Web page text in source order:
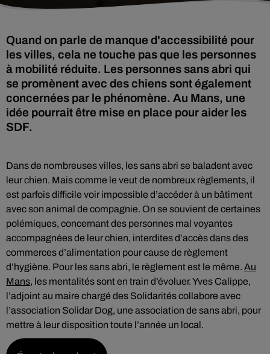
Quand on parle de manque d'accessibilité pour
les villes, cela ne touche pas que les personnes
à mobilité réduite. Les personnes sans abri qui
se promènent avec des chiens sont également
concernées par le phénomène. Au Mans, une
idée pourrait être mise en place pour aider les
SDF.
Dans de nombreuses villes, les sans abri se baladent avec
leur chien. Mais comme le veut de nombreux règlements, il
est parfois difficile voir impossible d’accéder à un bâtiment
avec son animal de compagnie. On se souvient de certaines
polémiques, concernant des personnes mal voyantes
accompagnées de leur chien, interdites d’accès dans des
commerces d’alimentation pour cause de règlement
d’hygiène. Pour les sans abri, le règlement est le même. Au
Mans, les mentalités sont en train d’évoluer. Yves Calippe,
l’adjoint au maire chargé des Solidarités collabore avec
l’association Solidar Dog, une association de sans abri, pour
mettre à leur disposition toute l’année un local.